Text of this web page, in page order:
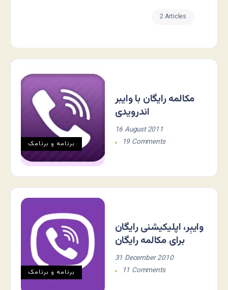
2 Articles
برنامه و برنامک
مکالمه رایگان با وایبر
اندرویدی
16 August 2011
19 Comments
برنامه و برنامک
وایبِر، اپلیکیشنی رایگان
برای مکالمه رایگان
31 December 2010
11 Comments